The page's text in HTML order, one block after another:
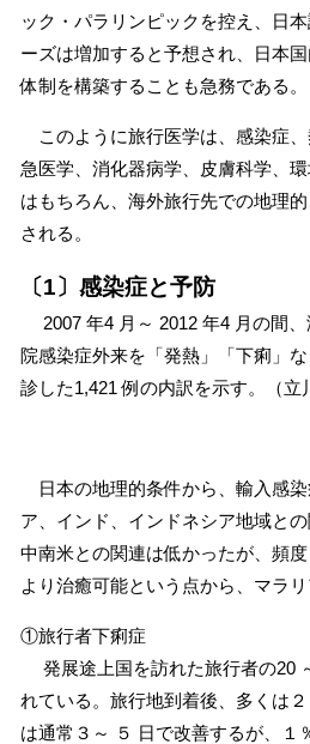
ック・パラリンピックを控え、日
ーズは増加すると予想され、日本
体制を構築することも急務である。
このように旅行医学は、感染症
急医学、消化器病学、皮膚科学、
はもちろん、海外旅行先での地理
される。
〔1〕感染症と予防
2007 年4 月～ 2012 年4 月の間
院感染症外来を「発熱」「下痢」
診した1,421 例の内訳を示す。（立
日本の地理的条件から、輸入感
ア、インド、インドネシア地域との
中南米との関連は低かったが、頻
より治癒可能という点から、マラリ
①旅行者下痢症
発展途上国を訪れた旅行者の20
れている。旅行地到着後、多くは
は通常３～ ５ 日で改善するが、１